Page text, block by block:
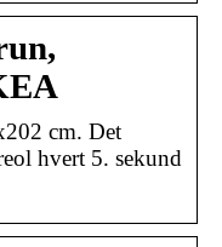
cm. Det
hvert 5. sekund